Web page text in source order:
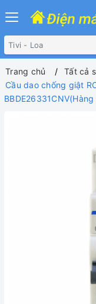
Trang chủ
Tất cả
Cầu dao chống giật